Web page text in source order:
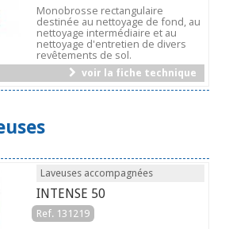
Monobrosse rectangulaire
destinée au nettoyage de fond, au
nettoyage intermédiaire et au
nettoyage d'entretien de divers
revêtements de sol.
voir la fiche technique
Laveuses accompagnées
INTENSE 50
Ref. 131219